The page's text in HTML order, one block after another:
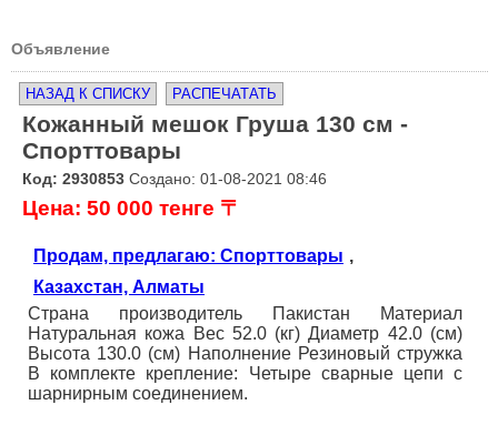
Объявление
НАЗАД К СПИСКУ РАСПЕЧАТАТЬ
Кожанный мешок Груша 130 см -
Спорттовары
Код: 2930853 Создано: 01-08-2021 08:46
Цена: 50 000 тенге 〒
Продам, предлагаю: Спорттовары ,
Казахстан, Алматы
Страна производитель Пакистан Материал
Натуральная кожа Вес 52.0 (кг) Диаметр 42.0 (см)
Высота 130.0 (см) Наполнение Резиновый стружка
В комплекте крепление: Четыре сварные цепи с
шарнирным соединением.